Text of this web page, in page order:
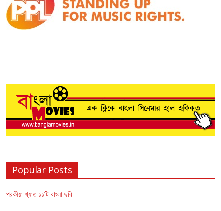
Popular Posts
পরকীয়া খ্যাত ১১টি বাংলা ছবি